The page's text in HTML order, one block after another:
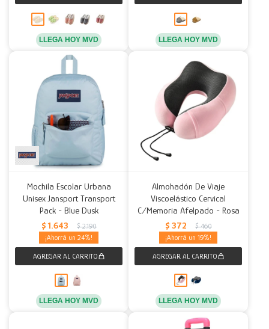
LLEGA HOY MVD LLEGA HOY MVD
Mochila Escolar Urbana
Unisex Jansport Transport
Pack - Blue Dusk
$ 1.643 $ 2.190
24
LLEGA HOY MVD
Almohadón De Viaje
Viscoelástico Cervical
C/Memoria Afelpado - Rosa
$ 372 $ 460
19
LLEGA HOY MVD